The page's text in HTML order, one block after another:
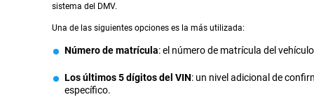
sistema del DMV.
Una de las siguientes opciones es la más utilizada:
Número de matrícula: el número de matrícula del
Los últimos 5 dígitos del VIN: un nivel adicional de
específico.